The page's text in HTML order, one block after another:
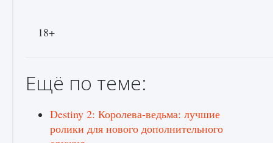
18+
Ещё по теме:
Destiny 2: Королева-ведьма: лучшие
ролики для нового дополнительного